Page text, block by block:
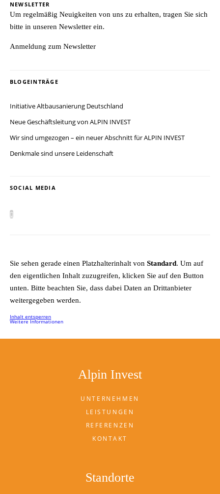
NEWSLETTER
Um regelmäßig Neuigkeiten von uns zu erhalten, tragen Sie sich
bitte in unseren Newsletter ein.
Anmeldung zum Newsletter
BLOGEINTRÄGE
Initiative Altbausanierung Deutschland
Neue Geschäftsleitung von ALPIN INVEST
Wir sind umgezogen – ein neuer Abschnitt für ALPIN INVEST
Denkmale sind unsere Leidenschaft
SOCIAL MEDIA
Sie sehen gerade einen Platzhalterinhalt von Standard. Um auf
den eigentlichen Inhalt zuzugreifen, klicken Sie auf den Button
unten. Bitte beachten Sie, dass dabei Daten an Drittanbieter
weitergegeben werden.
Inhalt entsperren
Weitere Informationen
Alpin Invest
UNTERNEHMEN
LEISTUNGEN
REFERENZEN
KONTAKT
Standorte